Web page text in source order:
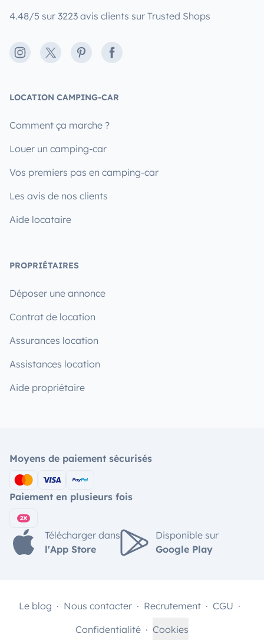
4.48/5 sur 3223 avis clients sur Trusted Shops
Instagram
X PinterestFacebook
LOCATION CAMPING-CAR
Comment ça marche ?
Louer un camping-car
Vos premiers pas en camping-car
Les avis de nos clients
Aide locataire
PROPRIÉTAIRES
Déposer une annonce
Contrat de location
Assurances location
Assistances location
Aide propriétaire
Moyens de paiement sécurisés
Paiement en plusieurs fois
Télécharger dans
l'App Store
Disponible sur
Google Play
Le blog Nous contacter Recrutement
CGU
Confidentialité
Cookies